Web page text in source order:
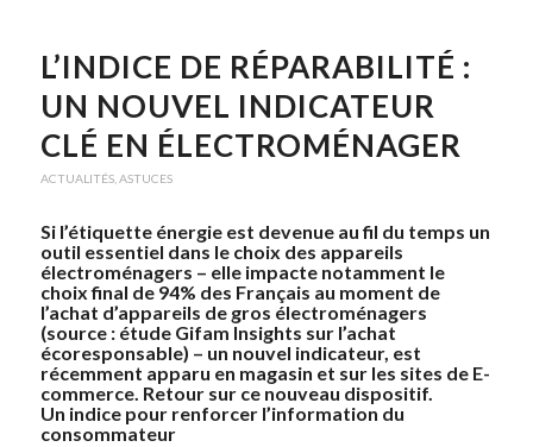
L’INDICE DE RÉPARABILITÉ :
UN NOUVEL INDICATEUR
CLÉ EN ÉLECTROMÉNAGER
ACTUALITÉS, ASTUCES
Si l’étiquette énergie est devenue au fil du temps un
outil essentiel dans le choix des appareils
électroménagers – elle impacte notamment le
choix final de 94% des Français au moment de
l’achat d’appareils de gros électroménagers
(source : étude Gifam Insights sur l’achat
écoresponsable) – un nouvel indicateur, est
récemment apparu en magasin et sur les sites de E-
commerce. Retour sur ce nouveau dispositif.
Un indice pour renforcer l’information du
consommateur